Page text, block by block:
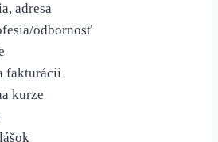
adresa
odbornosť
fakturácii
kurze